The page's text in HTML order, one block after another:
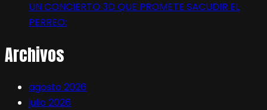
UN CONCIERTO 3D QUE PROMETE SACUDIR EL
PERREO:
Archivos
agosto 2026
julio 2026